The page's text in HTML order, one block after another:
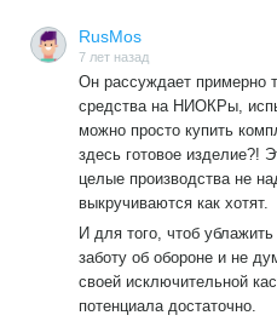
RusMos
7 лет назад
Он рассуждает примерно
средства на НИОКРы,
можно просто купить
здесь готовое
целые производства не
выкручиваются как хотят.
И для того, чтоб
заботу об обороне и не
своей исключительной
потенциала достаточно.